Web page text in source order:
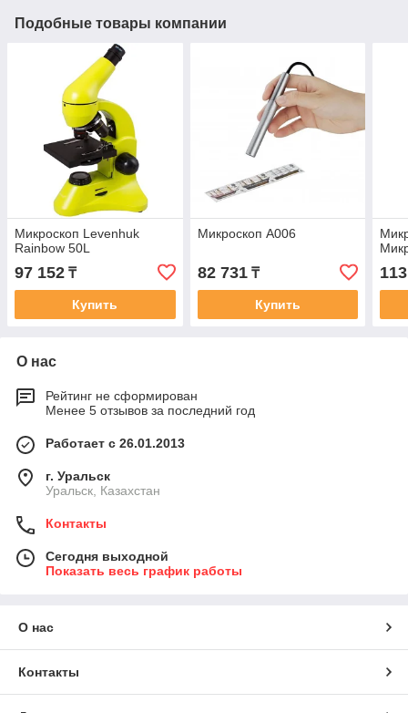
Подобные товары компании
Микроскоп Levenhuk
Rainbow 50L
97 152 ₸
Купить
Микроскоп A006
82 731₸
Купить
О нас
Рейтинг не сформирован
Менее 5 отзывов за последний год
Работает с 26.01.2013
г. Уральск
Уральск, Казахстан
Контакты
Сегодня выходной
Показать весь график работы
О нас
Контакты